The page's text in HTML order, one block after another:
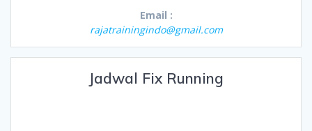
Email :
rajatrainingindo@gmail.com
Jadwal Fix Running